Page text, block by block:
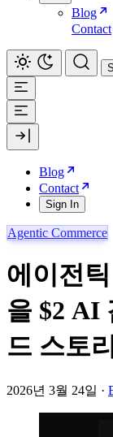
Blog
Contact
Blog
Contact
Sign In
Agentic Commerce
에이전
을 $2 AI
드 스토
2026년 3월 24일 ·